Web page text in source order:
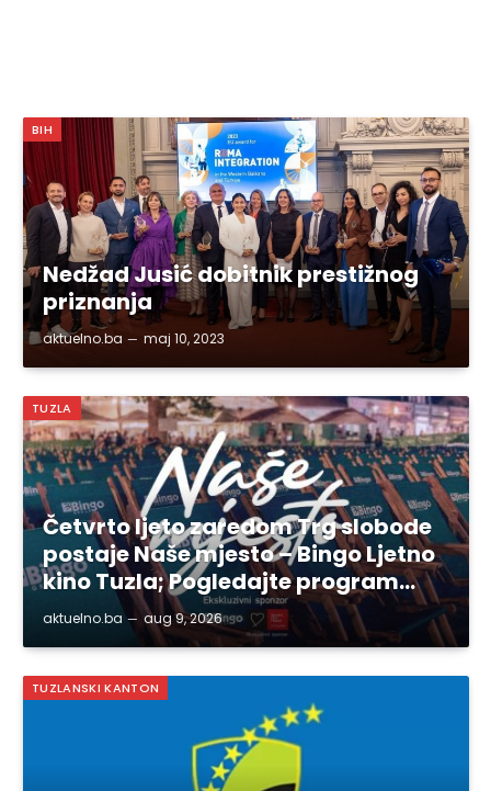
BIH
Nedžad Jusić dobitnik prestižnog
priznanja
aktuelno.ba maj 10, 2023
TUZLA
Četvrto ljeto zaredom Trg slobode
postaje Naše mjesto – Bingo Ljetno
kino Tuzla; Pogledajte program…
aktuelno.ba aug 9, 2026
TUZLANSKI KANTON